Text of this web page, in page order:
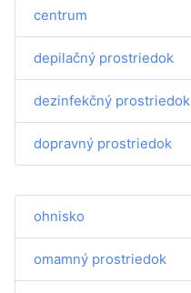
centrum
depilačný prostriedok
dezinfekčný prostriedok
dopravný prostriedok
ohnisko
omamný prostriedok